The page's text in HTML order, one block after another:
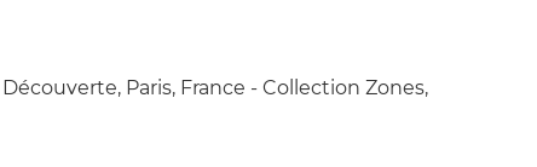
Paris, France - Collection Zones,